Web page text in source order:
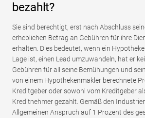
bezahlt?
Sie sind berechtigt, erst nach Abschluss
erheblichen Betrag an Gebühren für ihre
erhalten. Dies bedeutet, wenn ein
Lage ist, einen Lead umzuwandeln, hat er
Gebühren für all seine Bemühungen und
von einem Hypothekenmakler berechnete
Kreditgeber oder sowohl vom Kreditgeber
Kreditnehmer gezahlt. Gemäß den
Allgemeinen Anspruch auf 1 Prozent des